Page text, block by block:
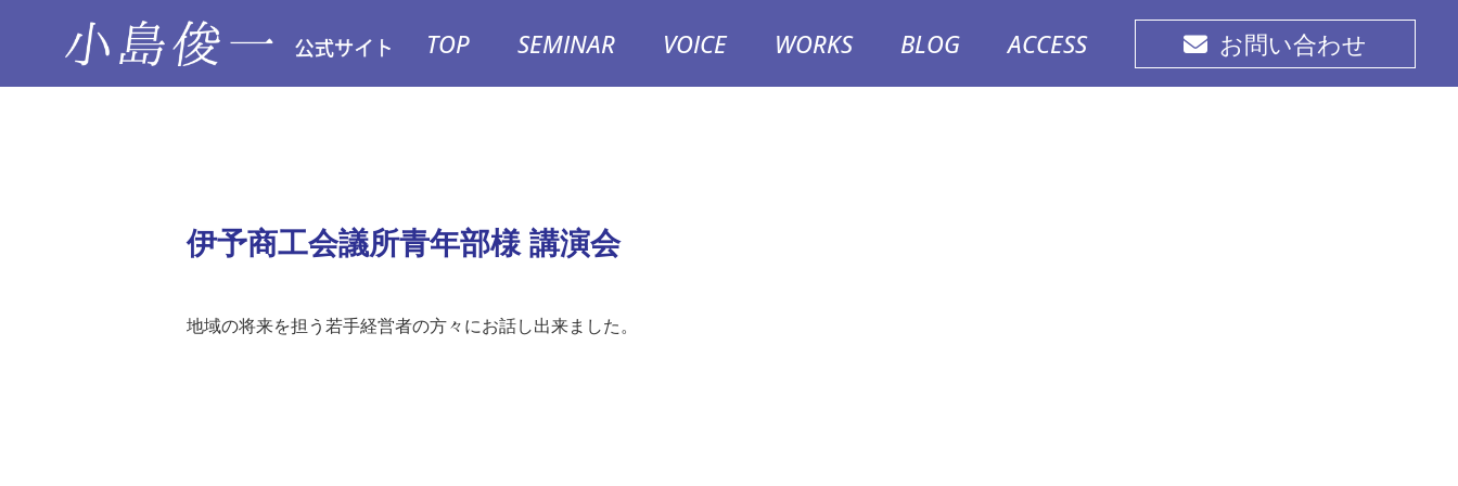
TOP SEMINAR VOICE WORKS BLOG ACCESS お問い合わせ
伊予商工会議所青年部様 講演会
地域の将来を担う若手経営者の方々にお話し出来ました。